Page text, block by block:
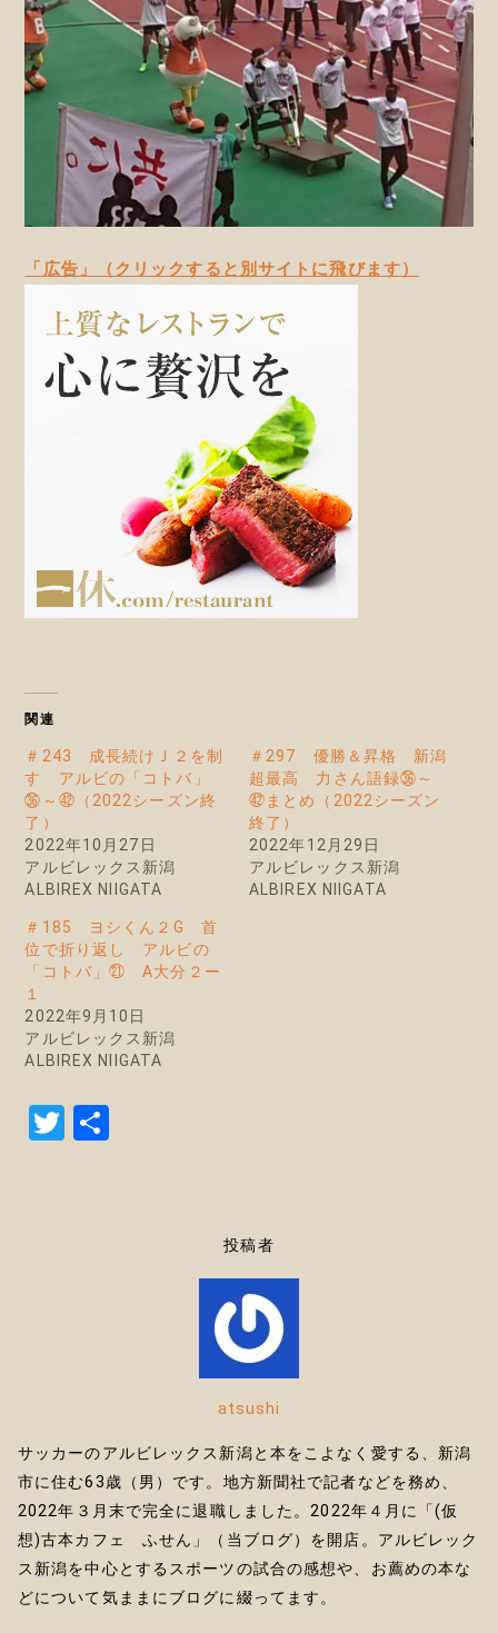
「広告」（クリックすると別サイトに飛びます）
関連
＃243 成長続けＪ２を制
す アルビの「コトバ」
㊱～㊷（2022シーズン終
了）
2022年10月27日
アルビレックス新潟
ALBIREX NIIGATA
＃297 優勝＆昇格 新潟
超最高 力さん語録㊱～
㊷まとめ（2022シーズン
終了）
2022年12月29日
アルビレックス新潟
ALBIREX NIIGATA
＃185 ヨシくん２G 首
位で折り返し アルビの
「コトバ」㉑ A大分２ー
１
2022年9月10日
アルビレックス新潟
ALBIREX NIIGATA
T
投稿者
atsushi
サッカーのアルビレックス新潟と本をこよなく愛する、新潟
市に住む63歳（男）です。地方新聞社で記者などを務め、
2022年３月末で完全に退職しました。2022年４月に「(仮
想)古本カフェ ふせん」（当ブログ）を開店。アルビレック
ス新潟を中心とするスポーツの試合の感想や、お薦めの本な
どについて気ままにブログに綴ってます。